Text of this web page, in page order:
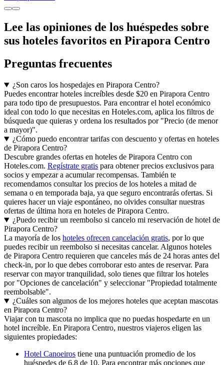
Lee las opiniones de los huéspedes sobre
sus hoteles favoritos en Pirapora Centro
Preguntas frecuentes
¿Son caros los hospedajes en Pirapora Centro?
Puedes encontrar hoteles increíbles desde $20 en Pirapora Centro
para todo tipo de presupuestos. Para encontrar el hotel económico
ideal con todo lo que necesitas en Hoteles.com, aplica los filtros de
búsqueda que quieras y ordena los resultados por "Precio (de menor
a mayor)".
¿Cómo puedo encontrar tarifas con descuento y ofertas en hoteles
de Pirapora Centro?
Descubre grandes ofertas en hoteles de Pirapora Centro con
Hoteles.com. Regístrate gratis para obtener precios exclusivos para
socios y empezar a acumular recompensas. También te
recomendamos consultar los precios de los hoteles a mitad de
semana o en temporada baja, ya que seguro encontrarás ofertas. Si
quieres hacer un viaje espontáneo, no olvides consultar nuestras
ofertas de última hora en hoteles de Pirapora Centro.
¿Puedo recibir un reembolso si cancelo mi reservación de hotel de
Pirapora Centro?
La mayoría de los hoteles ofrecen cancelación gratis, por lo que
puedes recibir un reembolso si necesitas cancelar. Algunos hoteles
de Pirapora Centro requieren que canceles más de 24 horas antes del
check-in, por lo que debes corroborar esto antes de reservar. Para
reservar con mayor tranquilidad, solo tienes que filtrar los hoteles
por "Opciones de cancelación" y seleccionar "Propiedad totalmente
reembolsable".
¿Cuáles son algunos de los mejores hoteles que aceptan mascotas
en Pirapora Centro?
Viajar con tu mascota no implica que no puedas hospedarte en un
hotel increíble. En Pirapora Centro, nuestros viajeros eligen las
siguientes propiedades:
Hotel Canoeiros tiene una puntuación promedio de los
huéspedes de 6,8 de 10. Para encontrar más opciones que